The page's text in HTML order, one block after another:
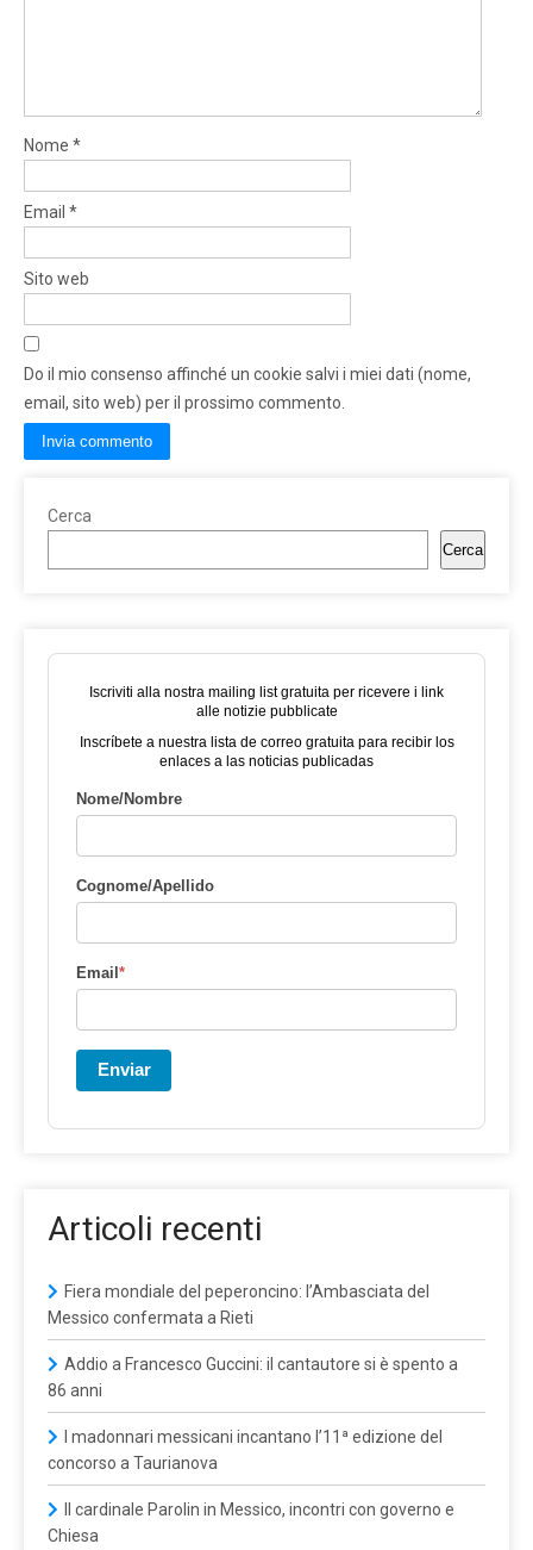
Nome *
Email *
Sito web
Do il mio consenso affinché un cookie salvi i miei dati (nome,
email, sito web) per il prossimo commento.
Cerca
Cerca
Iscriviti alla nostra mailing list gratuita per ricevere i link
alle notizie pubblicate
Inscríbete a nuestra lista de correo gratuita para recibir los
enlaces a las noticias publicadas
Nome/Nombre
Cognome/Apellido
Email*
Enviar
Articoli recenti
Fiera mondiale del peperoncino: l’Ambasciata del
Messico confermata a Rieti
Addio a Francesco Guccini: il cantautore si è spento a
86 anni
I madonnari messicani incantano l’11ª edizione del
concorso a Taurianova
Il cardinale Parolin in Messico, incontri con governo e
Chiesa